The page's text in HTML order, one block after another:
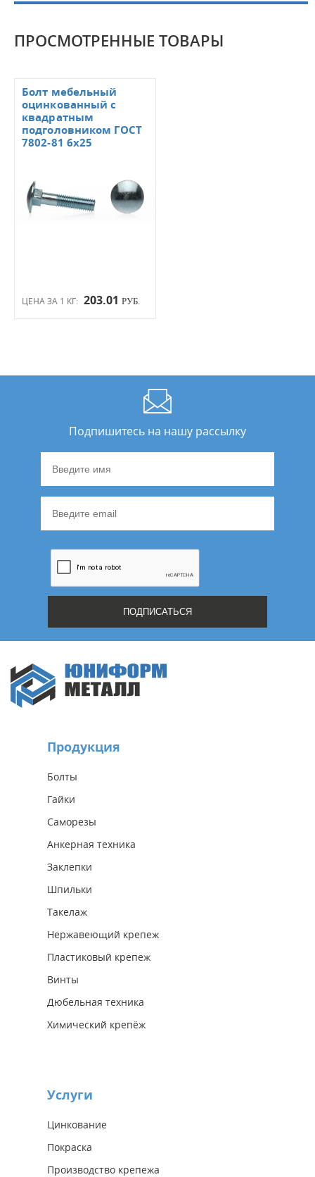
ПРОСМОТРЕННЫЕ ТОВАРЫ
ЦЕНА ЗА 1 КГ: 203.01 РУБ.
Болт мебельный
оцинкованный с
квадратным
подголовником ГОСТ
7802-81 6х25
Подпишитесь на нашу рассылку
Продукция
Болты
Гайки
Саморезы
Анкерная техника
Заклепки
Шпильки
Такелаж
Нержавеющий крепеж
Пластиковый крепеж
Винты
Дюбельная техника
Химический крепёж
Услуги
Цинкование
Покраска
Производство крепежа